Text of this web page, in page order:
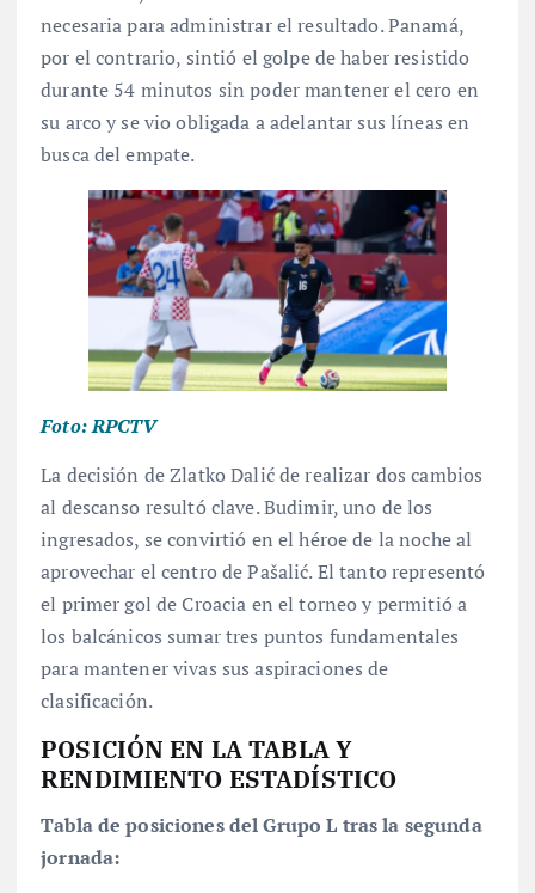
necesaria para administrar el resultado. Panamá,
por el contrario, sintió el golpe de haber resistido
durante 54 minutos sin poder mantener el cero en
su arco y se vio obligada a adelantar sus líneas en
busca del empate.
Foto: RPCTV
La decisión de Zlatko Dalić de realizar dos cambios
al descanso resultó clave. Budimir, uno de los
ingresados, se convirtió en el héroe de la noche al
aprovechar el centro de Pašalić. El tanto representó
el primer gol de Croacia en el torneo y permitió a
los balcánicos sumar tres puntos fundamentales
para mantener vivas sus aspiraciones de
clasificación.
POSICIÓN EN LA TABLA Y
RENDIMIENTO ESTADÍSTICO
Tabla de posiciones del Grupo L tras la segunda
jornada: